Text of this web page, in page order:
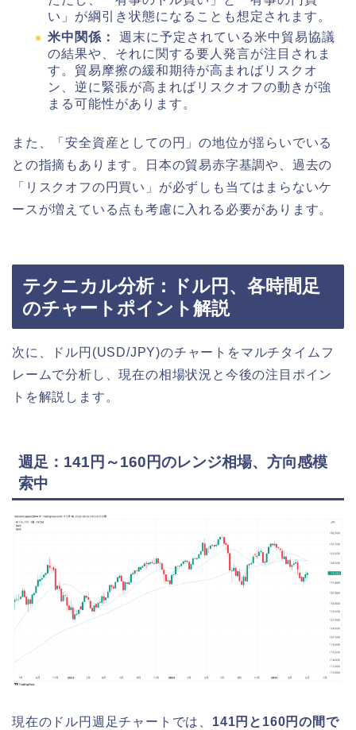
い」が綱引き状態になることも想定されます。
米中関係：
週末に予定されている米中貿易協議
の結果や、それに関する要人発言が注目されま
す。貿易摩擦の緩和期待が高まればリスクオ
ン、逆に緊張が高まればリスクオフの動きが強
まる可能性があります。
また、「安全資産としての円」の地位が揺らいでいる
との指摘もあります。日本の貿易赤字基調や、過去の
「リスクオフの円買い」が必ずしも当てはまらないケ
ースが増えている点も考慮に入れる必要があります。
テクニカル分析：ドル円、各時間足
のチャートポイント解説
次に、ドル円(USD/JPY)のチャートをマルチタイムフ
レームで分析し、現在の相場状況と今後の注目ポイン
トを解説します。
週足：141円～160円のレンジ相場、方向感模
索中
現在のドル円週足チャートでは、 141円と160円の間で